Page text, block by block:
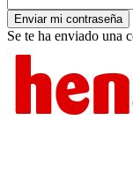
Se te ha enviado una